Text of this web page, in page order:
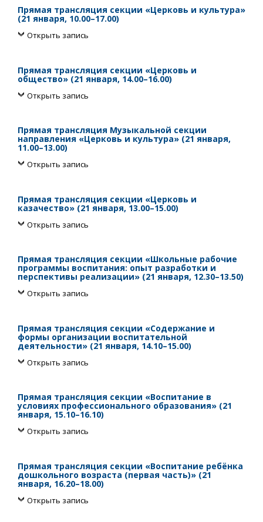
Прямая трансляция секции «Церковь и культура»
(21 января, 10.00–17.00)
Открыть запись
Прямая трансляция секции «Церковь и
общество» (21 января, 14.00–16.00)
Открыть запись
Прямая трансляция Музыкальной секции
направления «Церковь и культура» (21 января,
11.00–13.00)
Открыть запись
Прямая трансляция секции «Церковь и
казачество» (21 января, 13.00–15.00)
Открыть запись
Прямая трансляция секции «Школьные рабочие
программы воспитания: опыт разработки и
перспективы реализации» (21 января, 12.30–13.50)
Открыть запись
Прямая трансляция секции «Содержание и
формы организации воспитательной
деятельности» (21 января, 14.10–15.00)
Открыть запись
Прямая трансляция секции «Воспитание в
условиях профессионального образования» (21
января, 15.10–16.10)
Открыть запись
Прямая трансляция секции «Воспитание ребёнка
дошкольного возраста (первая часть)» (21
января, 16.20–18.00)
Открыть запись